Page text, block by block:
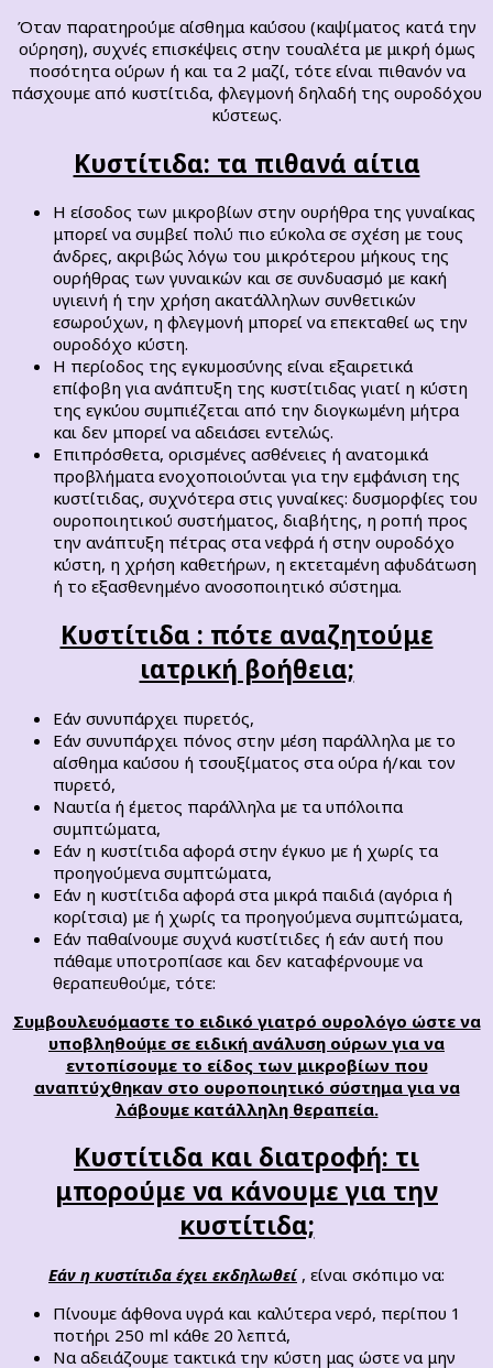
Όταν παρατηρούμε αίσθημα καύσου (καψίματος κατά την
ούρηση), συχνές επισκέψεις στην τουαλέτα με μικρή όμως
ποσότητα ούρων ή και τα 2 μαζί, τότε είναι πιθανόν να
πάσχουμε από κυστίτιδα, φλεγμονή δηλαδή της ουροδόχου
κύστεως.
Κυστίτιδα: τα πιθανά αίτια
Η είσοδος των μικροβίων στην ουρήθρα της γυναίκας
μπορεί να συμβεί πολύ πιο εύκολα σε σχέση με τους
άνδρες, ακριβώς λόγω του μικρότερου μήκους της
ουρήθρας των γυναικών και σε συνδυασμό με κακή
υγιεινή ή την χρήση ακατάλληλων συνθετικών
εσωρούχων, η φλεγμονή μπορεί να επεκταθεί ως την
ουροδόχο κύστη.
Η περίοδος της εγκυμοσύνης είναι εξαιρετικά
επίφοβη για ανάπτυξη της κυστίτιδας γιατί η κύστη
της εγκύου συμπιέζεται από την διογκωμένη μήτρα
και δεν μπορεί να αδειάσει εντελώς.
Επιπρόσθετα, ορισμένες ασθένειες ή ανατομικά
προβλήματα ενοχοποιούνται για την εμφάνιση της
κυστίτιδας, συχνότερα στις γυναίκες: δυσμορφίες του
ουροποιητικού συστήματος, διαβήτης, η ροπή προς
την ανάπτυξη πέτρας στα νεφρά ή στην ουροδόχο
κύστη, η χρήση καθετήρων, η εκτεταμένη αφυδάτωση
ή το εξασθενημένο ανοσοποιητικό σύστημα.
Κυστίτιδα : πότε αναζητούμε
ιατρική βοήθεια;
Εάν συνυπάρχει πυρετός,
Εάν συνυπάρχει πόνος στην μέση παράλληλα με το
αίσθημα καύσου ή τσουξίματος στα ούρα ή/και τον
πυρετό,
Ναυτία ή έμετος παράλληλα με τα υπόλοιπα
συμπτώματα,
Εάν η κυστίτιδα αφορά στην έγκυο με ή χωρίς τα
προηγούμενα συμπτώματα,
Εάν η κυστίτιδα αφορά στα μικρά παιδιά (αγόρια ή
κορίτσια) με ή χωρίς τα προηγούμενα συμπτώματα,
Εάν παθαίνουμε συχνά κυστίτιδες ή εάν αυτή που
πάθαμε υποτροπίασε και δεν καταφέρνουμε να
θεραπευθούμε, τότε:
Συμβουλευόμαστε το ειδικό γιατρό ουρολόγο ώστε να
υποβληθούμε σε ειδική ανάλυση ούρων για να
εντοπίσουμε το είδος των μικροβίων που
αναπτύχθηκαν στο ουροποιητικό σύστημα για να
λάβουμε κατάλληλη θεραπεία.
Κυστίτιδα και διατροφή: τι
μπορούμε να κάνουμε για την
κυστίτιδα;
Εάν η κυστίτιδα έχει εκδηλωθεί , είναι σκόπιμο να:
Πίνουμε άφθονα υγρά και καλύτερα νερό, περίπου 1
ποτήρι 250 ml κάθε 20 λεπτά,
Να αδειάζουμε τακτικά την κύστη μας ώστε να μην